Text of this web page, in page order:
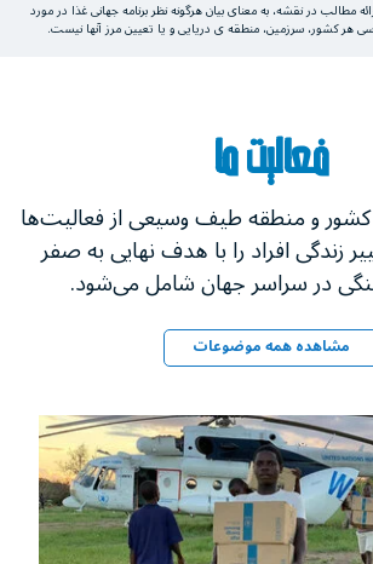
مطالب در نقشه، به معنای بیان هرگونه نظر برنامه جهانی غذا در مورد
هر کشور، سرزمین، منطقه ی دریایی و یا تعیین مرز آنها نیست.
فعالیت ما
حمایت ما از 120 کشور و منطقه طیف وسیعی از فعالیت‌ها
زندگی‌ افراد را با هدف نهایی به صفر
در سراسر جهان شامل می‌شود.
مشاهده همه موضوعات